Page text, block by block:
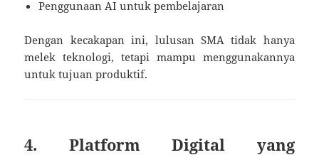
Penggunaan AI untuk pembelajaran
Dengan kecakapan ini, lulusan SMA tidak hanya
melek teknologi, tetapi mampu menggunakannya
untuk tujuan produktif.
4. Platform Digital yang